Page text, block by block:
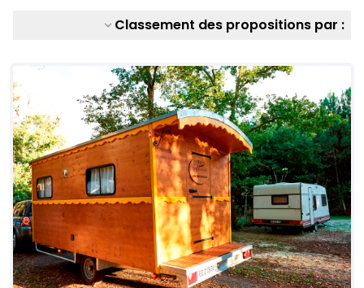
Classement des propositions par :